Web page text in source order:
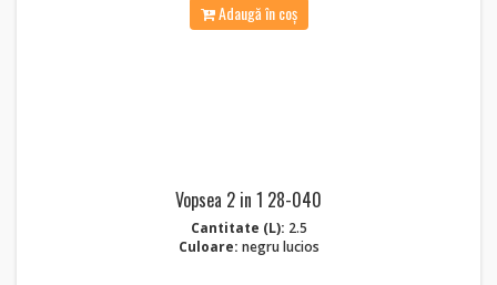
Adaugă în coș
Vopsea 2 in 1 28-040
Cantitate (L): 2.5
Culoare: negru lucios